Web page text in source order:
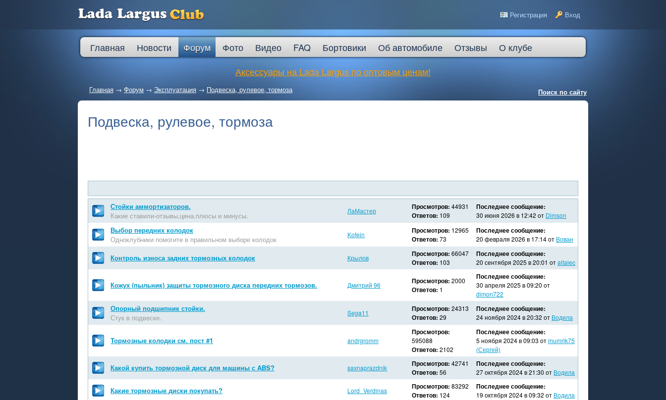
Регистрация Вход
Главная Новости Форум Фото Видео FAQ Бортовики Об автомобиле Отзывы
О клубе
Аксессуары на Lada Largus по оптовым ценам!
Главная → Форум → Эксплуатация → Подвеска, рулевое, тормоза Поиск по сайту
Подвеска, рулевое, тормоза
Стойки аммортизаторов.
Какие ставили-отзывы,цена,плюсы и минусы.
ЛаМастер Просмотров: 44931
Ответов: 109
Последнее сообщение:
30 июня 2026 в 12:42 от Dimson
Выбор передних колодок
Одноклубники помогите в правильном выборе колодок
Kofein Просмотров: 12965
Ответов: 73
Последнее сообщение:
20 февраля 2026 в 17:14 от Вован
Контроль износа задних тормозных колодок Крылов Просмотров: 66047
Ответов: 103
Последнее сообщение:
20 сентября 2025 в 20:01 отaltaiec
Кожух (пыльник) защиты тормозного диска передних тормозов. Дмитрий 96 Просмотров: 2000
Ответов: 1
Последнее сообщение:
30 апреля 2025 в 09:20 от
dimon722
Опорный подшипник стойки.
Стук в подвеске.
Sega11 Просмотров: 24313
Ответов: 29
Последнее сообщение:
24 ноября 2024 в 20:32 от Водила
Тормозные колодки см. пост #1 andrgromm
Просмотров:
595088
Ответов: 2102
Последнее сообщение:
5 ноября 2024 в 09:03 отmumrik75
(Сергей)
Какой купить тормозной диск для машины с ABS? saxnaprazdnik Просмотров: 42741
Ответов: 56
Последнее сообщение:
27 октября 2024 в 21:30 от Водила
Какие тормозные диски покупать? Lord_Verdinas Просмотров: 83292
Ответов: 124
Последнее сообщение:
19 октября 2024 в 09:32 от Водила